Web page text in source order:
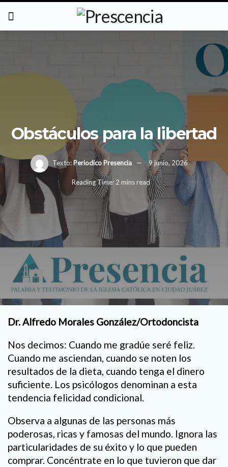
Obstáculos para la libertad
Texto: Periodico Presencia 9 junio, 2026
Reading Time: 2 mins read
Dr. Alfredo Morales González/Ortodoncista
Nos decimos: Cuando me gradúe seré feliz.
Cuando me asciendan, cuando se noten los
resultados de la dieta, cuando tenga el dinero
suficiente. Los psicólogos denominan a esta
tendencia felicidad condicional.
Observa a algunas de las personas más
poderosas, ricas y famosas del mundo. Ignora las
particularidades de su éxito y lo que pueden
comprar. Concéntrate en lo que tuvieron que dar